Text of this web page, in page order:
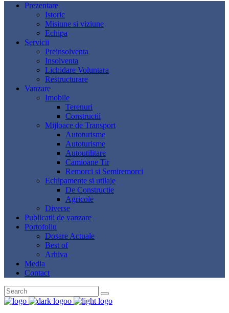
Prezentare
Istoric
Misiune si viziune
Echipa
Servicii
Preinsolventa
Insolventa
Lichidare Voluntara
Restructurare
Vanzare
Imobile
Terenuri
Constructii
Mijloace de Transport
Autoturisme
Autoturisme
Autoutilitare
Camioane Tir
Remorci si Semiremorci
Echipamente si utilaje
De Constructie
Agricole
Diverse
Publicatii de vanzare
Portofoliu
Dosare Actuale
Best of
Arhiva
Media
Contact